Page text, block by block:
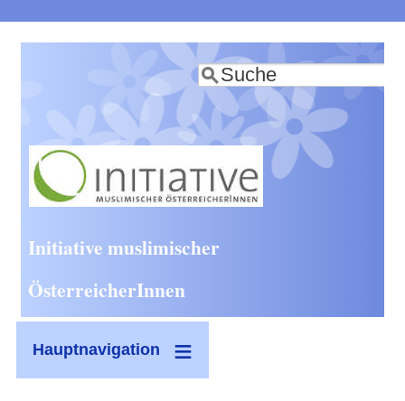
zum
Inhalt
Suche
Initiative muslimischer
ÖsterreicherInnen
Hauptnavigation